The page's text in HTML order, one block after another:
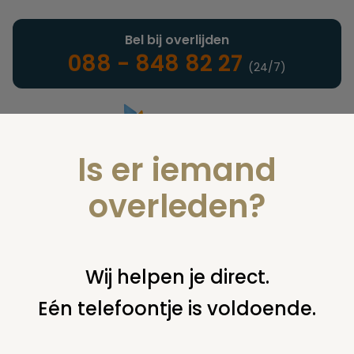
Landelijke uitvaartonderneming
Bel bij overlijden
088 - 848 82 27 (24/7)
U bent hier: home juridisch begraven grafsteen /
afkorting 'abt' op grafsteen
Is er iemand
overleden?
Wij helpen je direct.
Eén telefoontje is voldoende.